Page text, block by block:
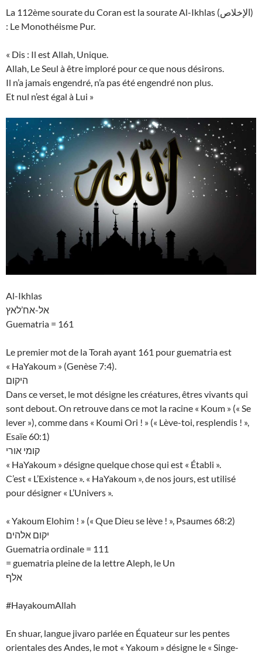
La 112ème sourate du Coran est la sourate Al-Ikhlas (الإخلاص)
: Le Monothéisme Pur.
« Dis : Il est Allah, Unique.
Allah, Le Seul à être imploré pour ce que nous désirons.
Il n’a jamais engendré, n’a pas été engendré non plus.
Et nul n’est égal à Lui »
Al-Ikhlas
אל-אח’לאץ
Guematria = 161
Le premier mot de la Torah ayant 161 pour guematria est
« HaYakoum » (Genèse 7:4).
היקום
Dans ce verset, le mot désigne les créatures, êtres vivants qui
sont debout. On retrouve dans ce mot la racine « Koum » (« Se
lever »), comme dans « Koumi Ori ! » (« Lève-toi, resplendis ! »,
Esaïe 60:1)
קומי אורי
« HaYakoum » désigne quelque chose qui est « Établi ».
C’est « L’Existence ». « HaYakoum », de nos jours, est utilisé
pour désigner « L’Univers ».
« Yakoum Elohim ! » (« Que Dieu se lève ! », Psaumes 68:2)
יקום אלהים
Guematria ordinale = 111
= guematria pleine de la lettre Aleph, le Un
אלף
#HayakoumAllah
En shuar, langue jivaro parlée en Équateur sur les pentes
orientales des Andes, le mot « Yakoum » désigne le « Singe-